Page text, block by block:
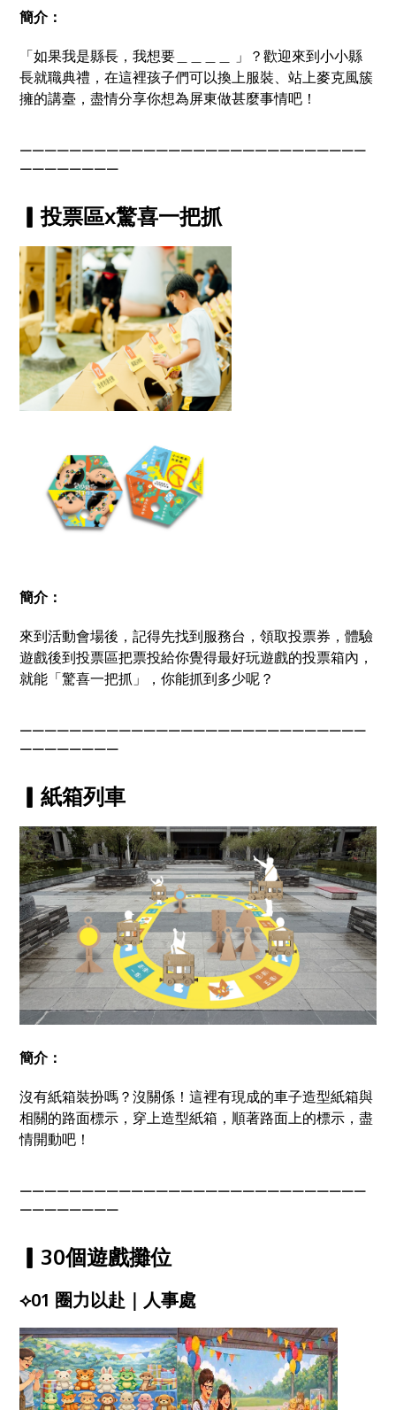
簡介：
「如果我是縣長，我想要＿＿＿＿ 」？歡迎來到小小縣
長就職典禮，在這裡孩子們可以換上服裝、站上麥克風簇
擁的講臺，盡情分享你想為屏東做甚麼事情吧！
￣￣￣￣￣￣￣￣￣￣￣￣￣￣￣￣￣￣￣￣￣￣￣￣￣￣￣￣
￣￣￣￣￣￣￣￣
▎投票區x驚喜一把抓
簡介：
來到活動會場後，記得先找到服務台，領取投票券，體驗
遊戲後到投票區把票投給你覺得最好玩遊戲的投票箱內，
就能「驚喜一把抓」，你能抓到多少呢？
￣￣￣￣￣￣￣￣￣￣￣￣￣￣￣￣￣￣￣￣￣￣￣￣￣￣￣￣
￣￣￣￣￣￣￣￣
▎紙箱列車
簡介：
沒有紙箱裝扮嗎？沒關係！這裡有現成的車子造型紙箱與
相關的路面標示，穿上造型紙箱，順著路面上的標示，盡
情開動吧！
￣￣￣￣￣￣￣￣￣￣￣￣￣￣￣￣￣￣￣￣￣￣￣￣￣￣￣￣
￣￣￣￣￣￣￣￣
▎30個遊戲攤位
⟡01 圈力以赴｜人事處